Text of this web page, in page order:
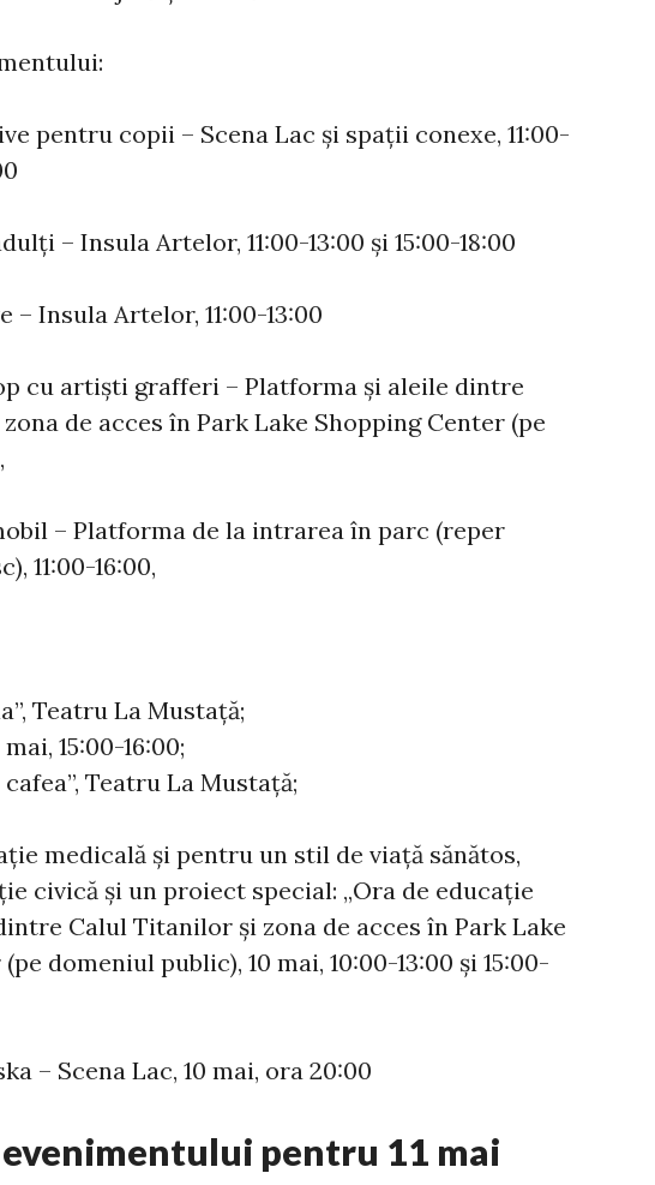
pentru copii – Scena Lac și spații conexe, 11:00-
– Insula Artelor, 11:00-13:00 și 15:00-18:00
Insula Artelor, 11:00-13:00
cu artiști grafferi – Platforma și aleile dintre
de acces în Park Lake Shopping Center (pe
– Platforma de la intrarea în parc (reper
11:00-16:00,
Teatru La Mustață;
15:00-16:00;
Teatru La Mustață;
medicală și pentru un stil de viață sănătos,
civică și un proiect special: „Ora de educație
Calul Titanilor și zona de acces în Park Lake
domeniul public), 10 mai, 10:00-13:00 și 15:00-
– Scena Lac, 10 mai, ora 20:00
pentru 11 mai